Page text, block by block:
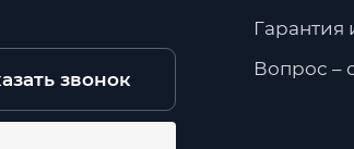
звонок
Гарантия
Вопрос –